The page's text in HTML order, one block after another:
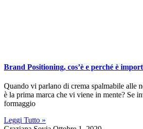
Brand Positioning, cos’è e perché è
Quando vi parlano di crema spalmabile alle
è la prima marca che vi viene in mente? Se
formaggio
Leggi Tutto »